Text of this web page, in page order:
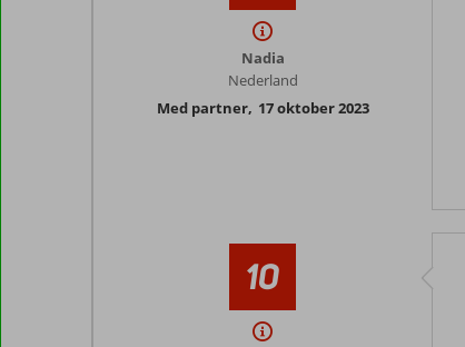
Nadia
Nederland
Med partner, 17 oktober 2023
10